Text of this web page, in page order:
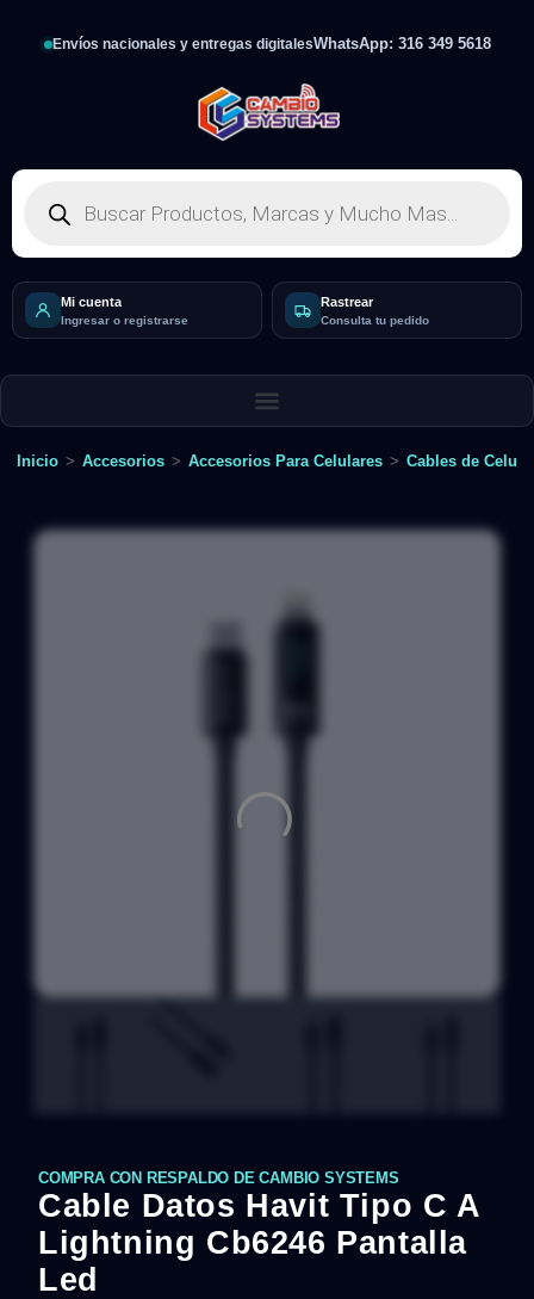
Envíos nacionales y entregas digitalesWhatsApp: 316 349 5618
Mi cuenta
Ingresar o registrarse
Rastrear
Consulta tu pedido
Inicio > Accesorios > Accesorios Para Celulares > Cables de
COMPRA CON RESPALDO DE CAMBIO SYSTEMS
Cable Datos Havit Tipo C A
Lightning Cb6246 Pantalla
Led